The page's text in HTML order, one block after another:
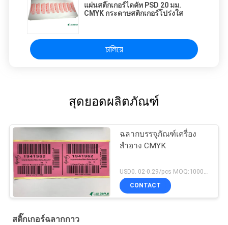
แผ่นสติ๊กเกอร์ไดคัท PSD 20 มม.
CMYK กระดาษสติกเกอร์โปร่งใส
চালিয়ে
สุดยอดผลิตภัณฑ์
ฉลากบรรจุภัณฑ์เครื่อง
สำอาง CMYK
CONTACT
สติ๊กเกอร์ฉลากกาว